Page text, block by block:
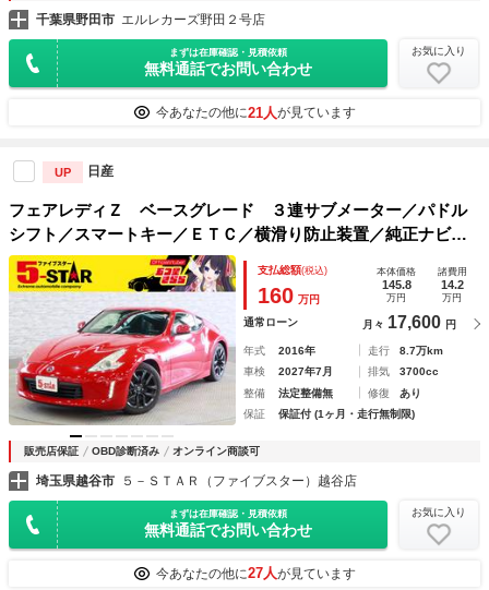
千葉県野田市 エルレカーズ野田２号店
まずは在庫確認・見積依頼
無料通話でお問い合わせ
お気に入り
今あなたの他に21人が見ています
UP 日産
フェアレディＺ ベースグレード ３連サブメーター／パドル
シフト／スマートキー／ＥＴＣ／横滑り防止装置／純正ナビ／
Ｂｌｕｅｔｏｏｔｈ／バックカメラ／地デジ／ＨＩＤオートラ
イト／純正ＡＷ
支払総額(税込)
160 万円
本体価格
145.8
万円
諸費用
14.2
万円
通常ローン 月々 17,600 円
年式 2016年 走行
8.7万km
車検
2027年7月 排気
3700cc
整備
法定整備無 修復
あり
保証
保証付 (1ヶ月・走行無制限)
販売店保証 OBD診断済み オンライン商談可
埼玉県越谷市 ５－ＳＴＡＲ（ファイブスター）越谷店
まずは在庫確認・見積依頼
無料通話でお問い合わせ
お気に入り
今あなたの他に27人が見ています